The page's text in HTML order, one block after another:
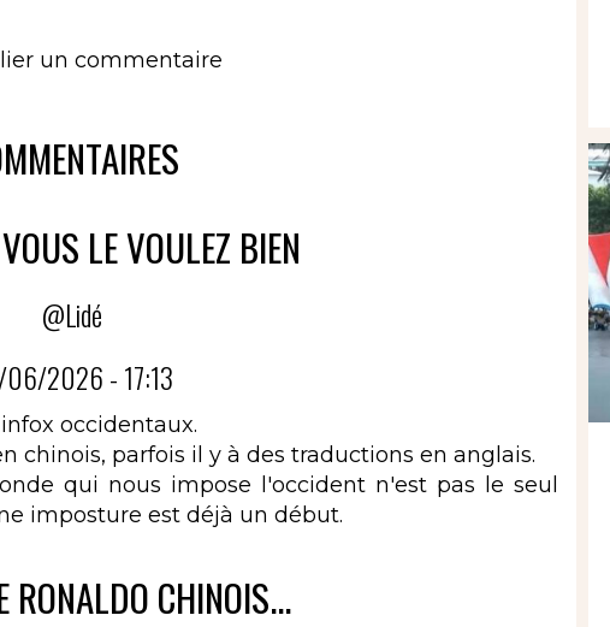
un commentaire
LE VOULEZ BIEN
@Lidé
2026 - 17:13
occidentaux.
chinois, parfois il y à des traductions en anglais.
qui nous impose l'occident n'est pas le seul
imposture est déjà un début.
RONALDO CHINOIS...